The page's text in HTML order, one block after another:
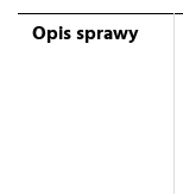
Opis sprawy